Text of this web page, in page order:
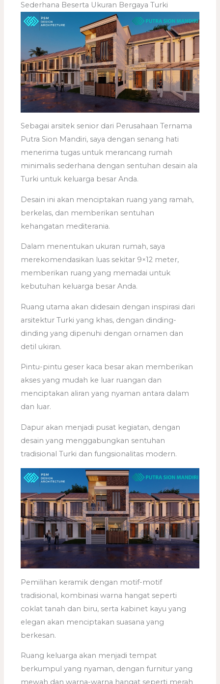
Sederhana Beserta Ukuran Bergaya Turki
Sebagai arsitek senior dari Perusahaan Ternama
Putra Sion Mandiri, saya dengan senang hati
menerima tugas untuk merancang rumah
minimalis sederhana dengan sentuhan desain ala
Turki untuk keluarga besar Anda.
Desain ini akan menciptakan ruang yang ramah,
berkelas, dan memberikan sentuhan
kehangatan mediterania.
Dalam menentukan ukuran rumah, saya
merekomendasikan luas sekitar 9×12 meter,
memberikan ruang yang memadai untuk
kebutuhan keluarga besar Anda.
Ruang utama akan didesain dengan inspirasi dari
arsitektur Turki yang khas, dengan dinding-
dinding yang dipenuhi dengan ornamen dan
detil ukiran.
Pintu-pintu geser kaca besar akan memberikan
akses yang mudah ke luar ruangan dan
menciptakan aliran yang nyaman antara dalam
dan luar.
Dapur akan menjadi pusat kegiatan, dengan
desain yang menggabungkan sentuhan
tradisional Turki dan fungsionalitas modern.
Pemilihan keramik dengan motif-motif
tradisional, kombinasi warna hangat seperti
coklat tanah dan biru, serta kabinet kayu yang
elegan akan menciptakan suasana yang
berkesan.
Ruang keluarga akan menjadi tempat
berkumpul yang nyaman, dengan furnitur yang
mewah dan warna-warna hangat seperti merah